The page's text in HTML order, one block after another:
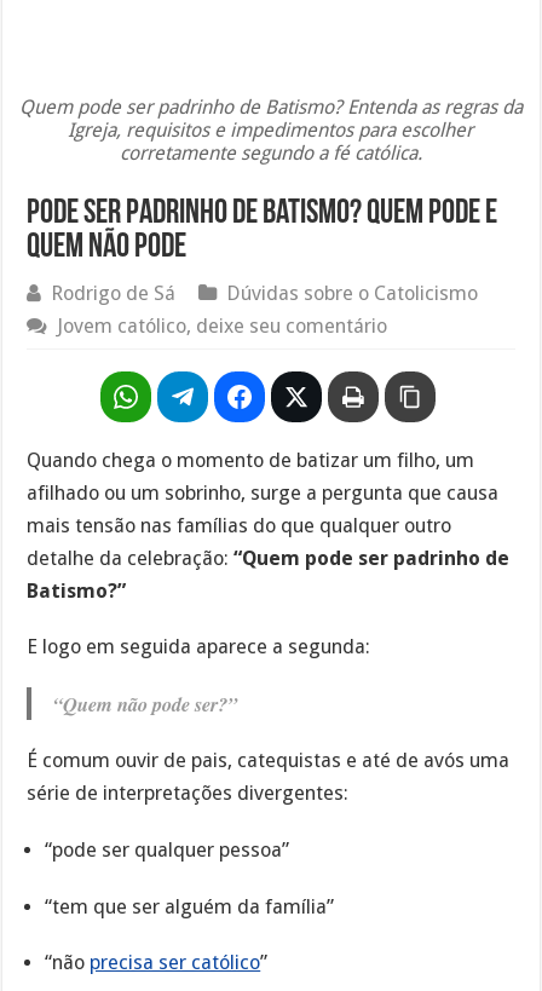
Quem pode ser padrinho de Batismo? Entenda as regras da
Igreja, requisitos e impedimentos para escolher
corretamente segundo a fé católica.
Pode ser padrinho de Batismo? Quem pode e
quem não pode
Rodrigo de Sá
Dúvidas sobre o Catolicismo
Jovem católico, deixe seu comentário
Quando chega o momento de batizar um filho, um
afilhado ou um sobrinho, surge a pergunta que causa
mais tensão nas famílias do que qualquer outro
detalhe da celebração:“Quem pode ser padrinho de
Batismo?”
E logo em seguida aparece a segunda:
“Quem não pode ser?”
É comum ouvir de pais, catequistas e até de avós uma
série de interpretações divergentes:
“pode ser qualquer pessoa”
“tem que ser alguém da família”
“não precisa ser católico”